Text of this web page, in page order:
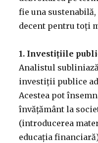
fie una
decent pentru toți
1. Investițiile
Analistul
investiții publice
Acestea pot
învățământ la
(introducerea
educația